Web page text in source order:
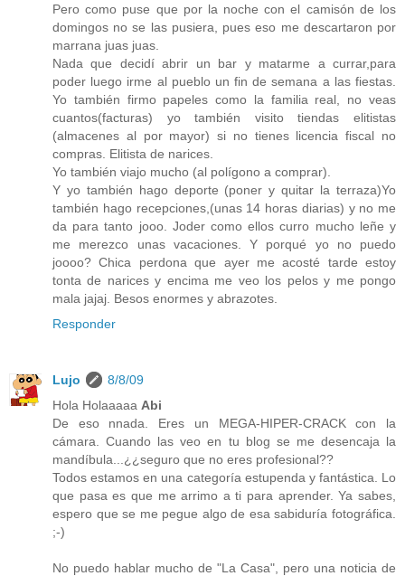
Pero como puse que por la noche con el camisón de los
domingos no se las pusiera, pues eso me descartaron por
marrana juas juas.
Nada que decidí abrir un bar y matarme a currar,para
poder luego irme al pueblo un fin de semana a las fiestas.
Yo también firmo papeles como la familia real, no veas
cuantos(facturas) yo también visito tiendas elitistas
(almacenes al por mayor) si no tienes licencia fiscal no
compras. Elitista de narices.
Yo también viajo mucho (al polígono a comprar).
Y yo también hago deporte (poner y quitar la terraza)Yo
también hago recepciones,(unas 14 horas diarias) y no me
da para tanto jooo. Joder como ellos curro mucho leñe y
me merezco unas vacaciones. Y porqué yo no puedo
joooo? Chica perdona que ayer me acosté tarde estoy
tonta de narices y encima me veo los pelos y me pongo
mala jajaj. Besos enormes y abrazotes.
Responder
Lujo
8/8/09
Hola Holaaaaa Abi
De eso nnada. Eres un MEGA-HIPER-CRACK con la
cámara. Cuando las veo en tu blog se me desencaja la
mandíbula...¿¿seguro que no eres profesional??
Todos estamos en una categoría estupenda y fantástica. Lo
que pasa es que me arrimo a ti para aprender. Ya sabes,
espero que se me pegue algo de esa sabiduría fotográfica.
;-)
No puedo hablar mucho de "La Casa", pero una noticia de